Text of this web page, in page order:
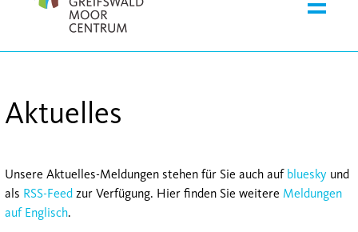
Aktuelles
Unsere Aktuelles-Meldungen stehen für Sie auch auf bluesky und
als RSS-Feed zur Verfügung. Hier finden Sie weitere Meldungen
auf Englisch.